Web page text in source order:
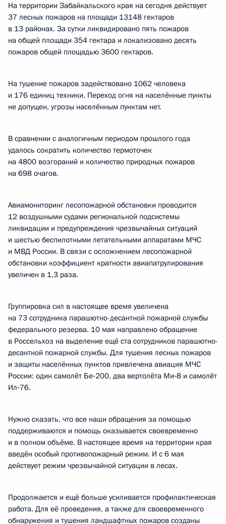
На территории Забайкальского края на сегодня действует
37 лесных пожаров на площади 13148 гектаров
в 13 районах. За сутки ликвидировано пять пожаров
на общей площади 354 гектара и локализовано десять
пожаров общей площадью 3600 гектаров.
На тушение пожаров задействовано 1062 человека
и 176 единиц техники. Переход огня на населённые пункты
не допущен, угрозы населённым пунктам нет.
В сравнении с аналогичным периодом прошлого года
удалось сократить количество термоточек
на 4800 возгораний и количество природных пожаров
на 698 очагов.
Авиамониторинг лесопожарной обстановки проводится
12 воздушными судами региональной подсистемы
ликвидации и предупреждения чрезвычайных ситуаций
и шестью беспилотными летательными аппаратами МЧС
и МВД России. В связи с осложнением лесопожарной
обстановки коэффициент кратности авиапатрулирования
увеличен в 1,3 раза.
Группировка сил в настоящее время увеличена
на 73 сотрудника парашютно-десантной пожарной службы
федерального резерва. 10 мая направлено обращение
в Россельхоз на выделение ещё ста сотрудников парашютно-
десантной пожарной службы. Для тушения лесных пожаров
и защиты населённых пунктов привлечена авиация МЧС
России: один самолёт Бе‑200, два вертолёта Ми‑8 и самолёт
Ил‑76.
Нужно сказать, что все наши обращения за помощью
поддерживаются и помощь оказывается своевременно
и в полном объёме. В настоящее время на территории края
введён особый противопожарный режим. И с 6 мая
действует режим чрезвычайной ситуации в лесах.
Продолжается и ещё больше усиливается профилактическая
работа. Для её проведения, а также для своевременного
обнаружения и тушения ландшафтных пожаров созданы